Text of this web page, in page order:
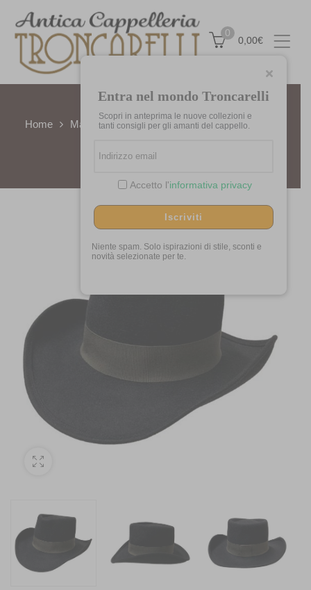
Entra nel mondo Troncarelli
Scopri in anteprima le nuove collezioni e
tanti consigli per gli amanti del cappello.
Accetto l'informativa privacy
Iscriviti
Niente spam. Solo ispirazioni di stile, sconti e
novità selezionate per te.
0
0,00€
Home Marchi Marzi Firenze Cappello in Lapin